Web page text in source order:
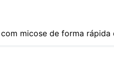
micose de forma